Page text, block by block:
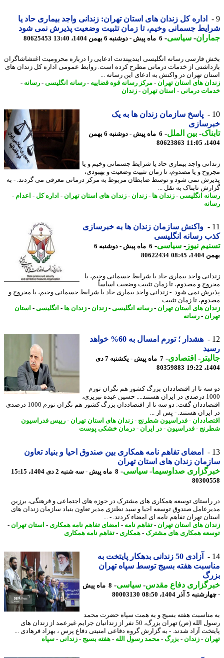
اداره کل زندان های استان تهران: زندانی واجد بیماری حاد یا
جسمانی وخیم، تا زمان تثبیت وضعیت پذیرش نمی شود
- سیاسی-6 ماه پیش - دوشنبه 6 بهمن 1404، 13:40 80625453
فارسی رسانه انگلیسی ایندیپندنت ادعایی را درباره محرومیت اغتشاشاگران
از خدمات درمانی مطرح کرده است. روابط عمومی اداره کل زندان های
تهران در واکنش به ادعای این رسانه ...
های استان تهران- مرکز رسانه قوه قضاییه-رسانه انگلیسی-رسانه-
درمانی-استان تهران- زندان
پاسخ سازمان زندان ها به یک
-بین الملل-
6 ماه پیش - دوشنبه 6 بهمن
80623863
واجد بیماری حاد یا شرایط جسمانی وخیم و یا
و یا مصدوم، تا زمان تثبیت وضعیت و بهبودی،
نمی شود و توسط ضابطان مربوط به مرکز درمانی معرفی می گردند. - به
تابناک به نقل ...
انگلیسی-زندان ها - زندان - زندان های استان تهران- اداره کل-اعدام-
واکنش سازمان زندان ها به خبرسازی
رسانه انگلیسی
نیوز-سیاسی-
6 ماه پیش - دوشنبه 6
08:45
80622434
واجد بیماری حاد یا شرایط جسمانی وخیم، یا
و مصدوم، تا زمان تثبیت وضعیت اساساً
نمی شود. - زندانی واجد بیماری حاد یا شرایط جسمانی وخیم، یا مجروح و
تا زمان تثبیت ...
های استان تهران- رسانه انگلیسی-زندان - زندان ها - انگلیسی-استان
- رسانه
هشدار ؛ تورم امسال به 60% خواهد
-اقتصادی-
7 ماه پیش - یکشنبه 7 دی
80359883
تا از اقتصاددان بزرگ کشور هم نگران تورم
1000 درصدی در ایران هستند.... حسین عبده تبریزی،
اقتصاددان گفت: دو سه تا از اقتصاددان بزرگ کشور هم نگران تورم 1000 درصدی
هستند. - پس از ...
- فدراسیون شطرنج- زندان های استان تهران-
رییس فدراسیون
- فدراسیون-در ایران - درمان خشکی پوست
امضای تفاهم نامه همکاری بین صندوق احیا و بنیاد تعاون
زندان های استان تهران
صداوسیما-سیاسی-8 ماه پیش - سه شنبه 2 دی 1404، 15:15
توسعه همکاری های مشترک در حوزه های اجتماعی و فرهنگی، برزین
صندوق توسعه احیا و سید نطنزی مدیر تعاون بنیاد سازمان زندان های
تهران تفاهم نامه ای امضاء کردند. - ...
های استان تهران- تفاهم نامه -امضای تفاهم نامه همکاری- استان تهران-
همکاری های مشترک- همکاری- تفاهم نامه همکاری
آزادی 50 زندانی بدهکار پایتخت به
هفته بسیج توسط سپاه تهران
دفاع مقدس-سیاسی-
8 ماه پیش
5 آذر 1404، 08:50
80003130
هفته بسیج و به همت سپاه حضرت محمد
رسول الله (ص) تهران بزرگ، 50 نفر از زندانیان جرایم غیرعمد از زندان های
آزاد شدند. - به گزارش گروه دفاعی امنیتی دفاع پرس ، بهزاد فرهادی ...
- زندان - بزرگ- محمد رسول الله-هفته بسیج-زندانی- سپاه